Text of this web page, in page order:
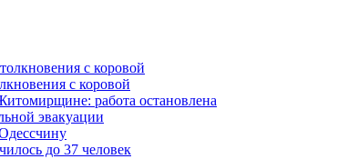
с коровой
работа остановлена
эвакуации
до 37 человек